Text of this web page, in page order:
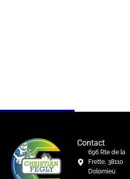
Contact
696 Rte de la
Frette, 38110
Dolomieu